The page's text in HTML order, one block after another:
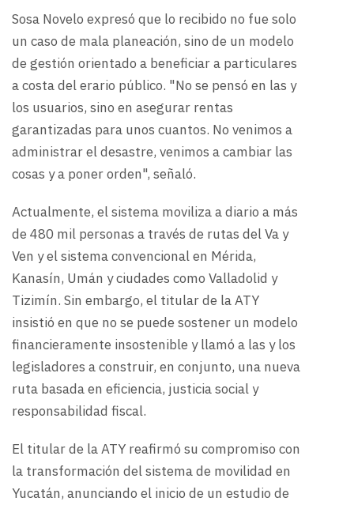
Sosa Novelo expresó que lo recibido no fue solo
un caso de mala planeación, sino de un modelo
de gestión orientado a beneficiar a particulares
a costa del erario público. "No se pensó en las y
los usuarios, sino en asegurar rentas
garantizadas para unos cuantos. No venimos a
administrar el desastre, venimos a cambiar las
cosas y a poner orden", señaló.
Actualmente, el sistema moviliza a diario a más
de 480 mil personas a través de rutas del Va y
Ven y el sistema convencional en Mérida,
Kanasín, Umán y ciudades como Valladolid y
Tizimín. Sin embargo, el titular de la ATY
insistió en que no se puede sostener un modelo
financieramente insostenible y llamó a las y los
legisladores a construir, en conjunto, una nueva
ruta basada en eficiencia, justicia social y
responsabilidad fiscal.
El titular de la ATY reafirmó su compromiso con
la transformación del sistema de movilidad en
Yucatán, anunciando el inicio de un estudio de